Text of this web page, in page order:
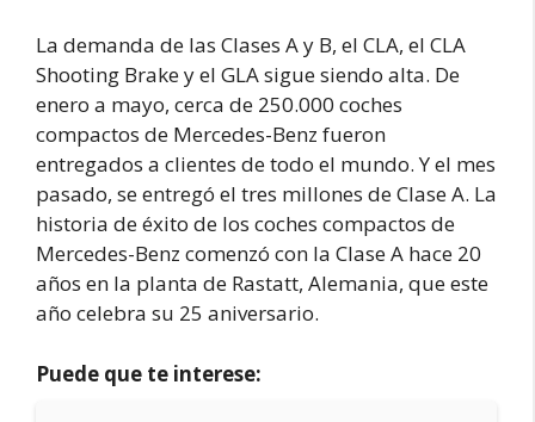
La demanda de las Clases A y B, el CLA, el CLA
Shooting Brake y el GLA sigue siendo alta. De
enero a mayo, cerca de 250.000 coches
compactos de Mercedes-Benz fueron
entregados a clientes de todo el mundo. Y el mes
pasado, se entregó el tres millones de Clase A. La
historia de éxito de los coches compactos de
Mercedes-Benz comenzó con la Clase A hace 20
años en la planta de Rastatt, Alemania, que este
año celebra su 25 aniversario.
Puede que te interese: